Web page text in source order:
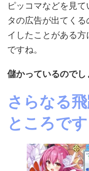
ピッコマなどを見
タの広告が出てく
イしたことがある
ですね。
儲かっているのでし
さらなる
ところです